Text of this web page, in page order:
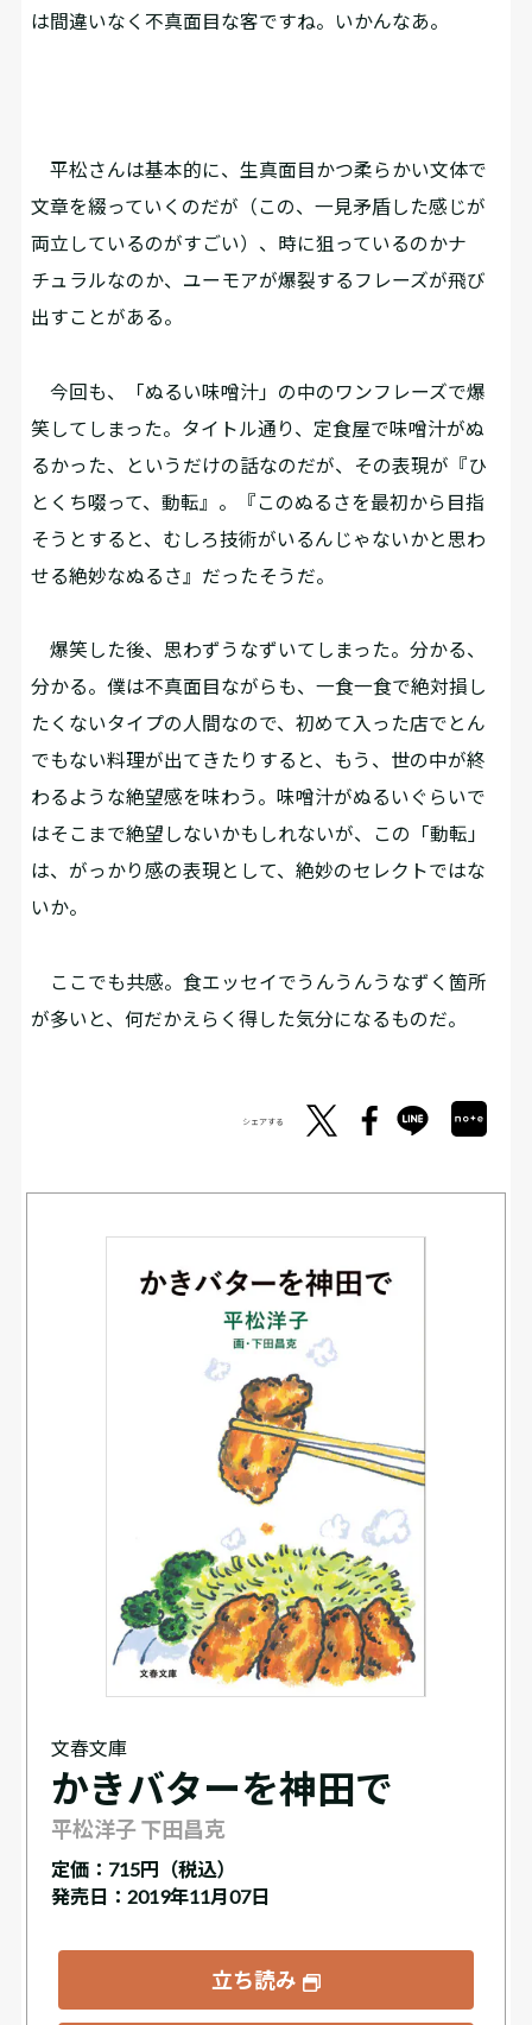
は間違いなく不真面目な客ですね。いかんなあ。
平松さんは基本的に、生真面目かつ柔らかい文体で
文章を綴っていくのだが（この、一見矛盾した感じが
両立しているのがすごい）、時に狙っているのかナ
チュラルなのか、ユーモアが爆裂するフレーズが飛び
出すことがある。
今回も、「ぬるい味噌汁」の中のワンフレーズで爆
笑してしまった。タイトル通り、定食屋で味噌汁がぬ
るかった、というだけの話なのだが、その表現が『ひ
とくち啜って、動転』。『このぬるさを最初から目指
そうとすると、むしろ技術がいるんじゃないかと思わ
せる絶妙なぬるさ』だったそうだ。
爆笑した後、思わずうなずいてしまった。分かる、
分かる。僕は不真面目ながらも、一食一食で絶対損し
たくないタイプの人間なので、初めて入った店でとん
でもない料理が出てきたりすると、もう、世の中が終
わるような絶望感を味わう。味噌汁がぬるいぐらいで
はそこまで絶望しないかもしれないが、この「動転」
は、がっかり感の表現として、絶妙のセレクトではな
いか。
ここでも共感。食エッセイでうんうんうなずく箇所
が多いと、何だかえらく得した気分になるものだ。
シェアする
文春文庫
かきバターを神田で
平松洋子 下田昌克
定価： 715円（税込）
発売日：2019年11月07日
立ち読み